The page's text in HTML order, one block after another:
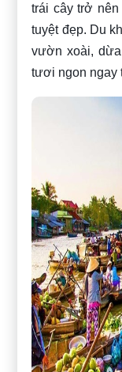
trái cây trở
tuyệt đẹp. Du
vườn xoài,
tươi ngon ngay